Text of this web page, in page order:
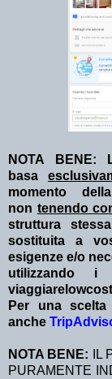
NOTA
basa
momento
non tenendo
struttura
sostituita a
esigenze e/o
utilizzando i
Per una
anche
NOTA BENE:
IL
PURAMENTE